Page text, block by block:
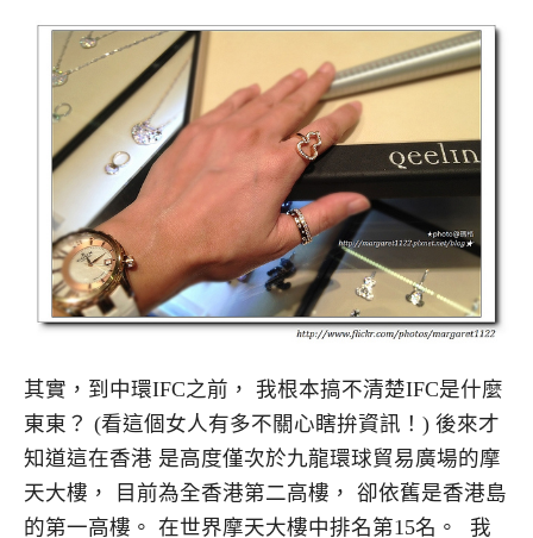
其實，到中環IFC之前， 我根本搞不清楚IFC是什麼
東東？ (看這個女人有多不關心瞎拚資訊！) 後來才
知道這在香港 是高度僅次於九龍環球貿易廣場的摩
天大樓， 目前為全香港第二高樓， 卻依舊是香港島
的第一高樓。 在世界摩天大樓中排名第15名。 我